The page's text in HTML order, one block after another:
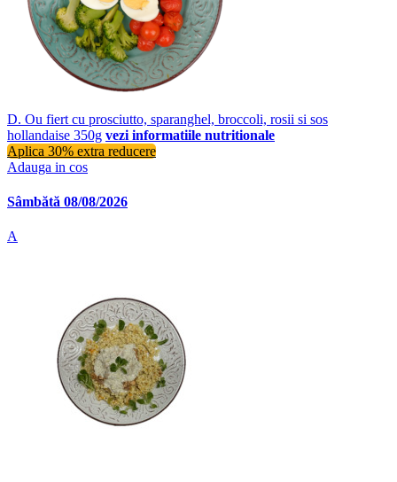
D. Ou fiert cu prosciutto, sparanghel, broccoli, rosii si sos
hollandaise 350g vezi informatiile nutritionale
Aplica 30% extra reducere
Adauga in cos
Sâmbătă 08/08/2026
A